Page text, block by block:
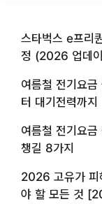
스타벅스 e프리
정 (2026 업데
여름철 전기요
터 대기전력까
여름철 전기요
챙길 8가지
2026 고유가 피
야 할 모든 것